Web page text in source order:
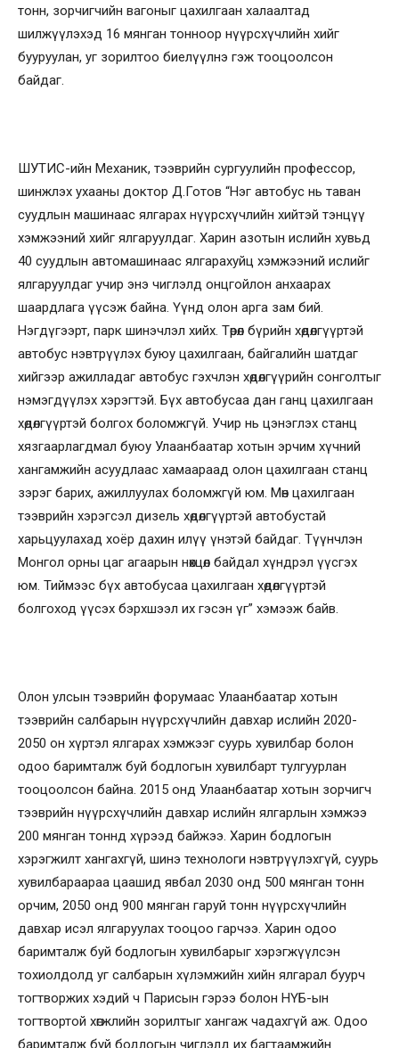
тонн, зорчигчийн вагоныг цахилгаан халаалтад
шилжүүлэхэд 16 мянган тонноор нүүрсхүчлийн хийг
бууруулан, уг зорилтоо биелүүлнэ гэж тооцоолсон
байдаг.
ШУТИС-ийн Механик, тээврийн сургуулийн профессор,
шинжлэх ухааны доктор Д.Готов “Нэг автобус нь таван
суудлын машинаас ялгарах нүүрсхүчлийн хийтэй тэнцүү
хэмжээний хийг ялгаруулдаг. Харин азотын ислийн хувьд
40 суудлын автомашинаас ялгарахуйц хэмжээний ислийг
ялгаруулдаг учир энэ чиглэлд онцгойлон анхаарах
шаардлага үүсэж байна. Үүнд олон арга зам бий.
Нэгдүгээрт, парк шинэчлэл хийх. Төрөл бүрийн хөдөлгүүртэй
автобус нэвтрүүлэх буюу цахилгаан, байгалийн шатдаг
хийгээр ажилладаг автобус гэхчлэн хөдөлгүүрийн сонголтыг
нэмэгдүүлэх хэрэгтэй. Бүх автобусаа дан ганц цахилгаан
хөдөлгүүртэй болгох боломжгүй. Учир нь цэнэглэх станц
хязгаарлагдмал буюу Улаанбаатар хотын эрчим хүчний
хангамжийн асуудлаас хамаараад олон цахилгаан станц
зэрэг барих, ажиллуулах боломжгүй юм. Мөн цахилгаан
тээврийн хэрэгсэл дизель хөдөлгүүртэй автобустай
харьцуулахад хоёр дахин илүү үнэтэй байдаг. Түүнчлэн
Монгол орны цаг агаарын нөхцөл байдал хүндрэл үүсгэх
юм. Тиймээс бүх автобусаа цахилгаан хөдөлгүүртэй
болгоход үүсэх бэрхшээл их гэсэн үг” хэмээж байв.
Олон улсын тээврийн форумаас Улаанбаатар хотын
тээврийн салбарын нүүрсхүчлийн давхар ислийн 2020-
2050 он хүртэл ялгарах хэмжээг суурь хувилбар болон
одоо баримталж буй бодлогын хувилбарт тулгуурлан
тооцоолсон байна. 2015 онд Улаанбаатар хотын зорчигч
тээврийн нүүрсхүчлийн давхар ислийн ялгарлын хэмжээ
200 мянган тоннд хүрээд байжээ. Харин бодлогын
хэрэгжилт хангахгүй, шинэ технологи нэвтрүүлэхгүй, суурь
хувилбараараа цаашид явбал 2030 онд 500 мянган тонн
орчим, 2050 онд 900 мянган гаруй тонн нүүрсхүчлийн
давхар исэл ялгаруулах тооцоо гарчээ. Харин одоо
баримталж буй бодлогын хувилбарыг хэрэгжүүлсэн
тохиолдолд уг салбарын хүлэмжийн хийн ялгарал буурч
тогтворжих хэдий ч Парисын гэрээ болон НҮБ-ын
тогтвортой хөгжлийн зорилтыг хангаж чадахгүй аж. Одоо
баримталж буй бодлогын чиглэлд их багтаамжийн